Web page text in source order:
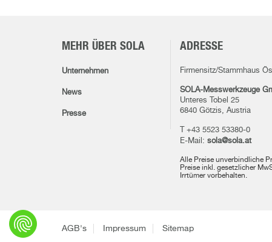
MEHR ÜBER SOLA
Unternehmen
News
Presse
ADRESSE
Firmensitz/Stammhaus
SOLA-Messwerkzeuge
Unteres Tobel 25
6840 Götzis, Austria
T +43 5523 53380-0
E-Mail: sola@sola.at
Alle Preise unverbindliche
Preise inkl. gesetzlicher
Irrtümer vorbehalten.
AGB's Impressum Sitemap